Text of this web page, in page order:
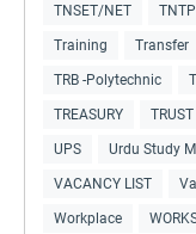
TNSET/NET TNTP
Training Transfer
TRB -Polytechnic
TREASURY
UPS Urdu Study
VACANCY LIST
Workplace